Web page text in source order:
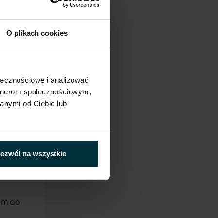
O plikach cookies
i analizować
społecznościowym,
od Ciebie lub
na wszystkie
dnia
ile
cel:
do